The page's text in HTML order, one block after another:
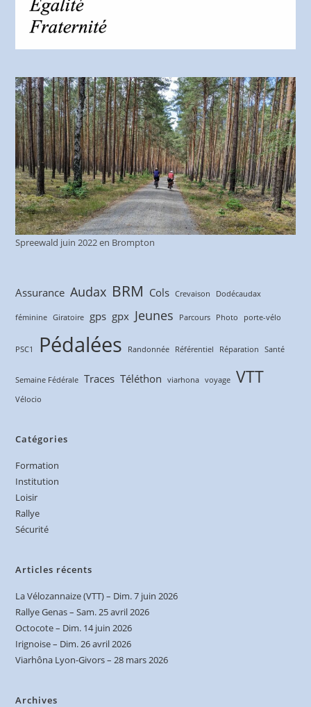
Spreewald juin 2022 en Brompton
Assurance Audax BRM Cols Crevaison Dodécaudax
féminine Giratoire gps gpx Jeunes Parcours Photo porte-vélo
PSC1 Pédalées Randonnée Référentiel Réparation Santé
Semaine Fédérale Traces Téléthon viarhona voyage VTT
Vélocio
Catégories
Formation
Institution
Loisir
Rallye
Sécurité
Articles récents
La Vélozannaize (VTT) – Dim. 7 juin 2026
Rallye Genas – Sam. 25 avril 2026
Octocote – Dim. 14 juin 2026
Irignoise – Dim. 26 avril 2026
Viarhôna Lyon-Givors – 28 mars 2026
Archives